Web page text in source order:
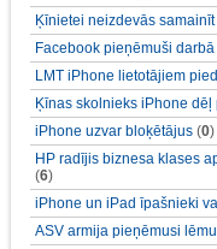
Ķīnietei neizdevās
Facebook pieņēmuši
LMT iPhone lietotājiem
Ķīnas skolnieks iPhone dēļ
iPhone uzvar bloķētājus (0)
HP radījis biznesa klases
(6)
iPhone un iPad īpašnieki
ASV armija pieņēmusi